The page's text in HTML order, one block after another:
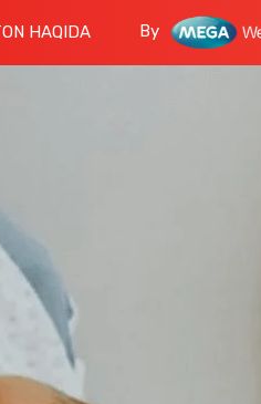
HAQIDA By